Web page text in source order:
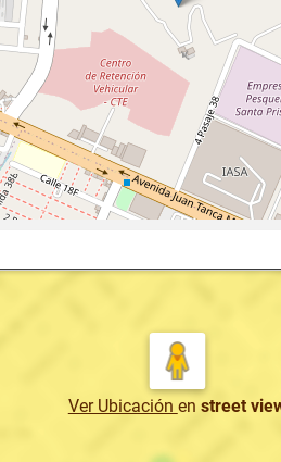
Ver Ubicación en street